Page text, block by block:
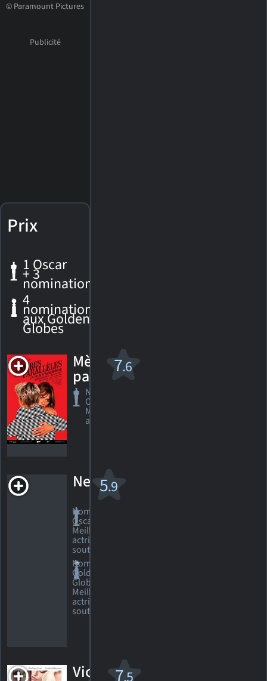
© Paramount Pictures
Prix
1 Oscar
+ 3
nominations
4
nominations
aux Golden
Globes
7.6
Mères
parallèles
Nomination,
Oscar 2022
Meilleure
actrice
5.9
Neuf
Nomination,
Oscar 2010
Meilleure
actrice de
soutien
Nomination,
Golden
Globe 2010
Meilleure
actrice de
soutien
Vicky